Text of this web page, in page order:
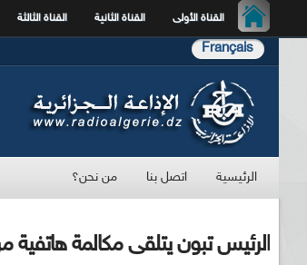
القناة الأولى القناة الثانية القناة الثالثة
Français
الرئيسية اتصل بنا من نحن؟
الرئيس تبون يتلقى مكالمة هاتفية